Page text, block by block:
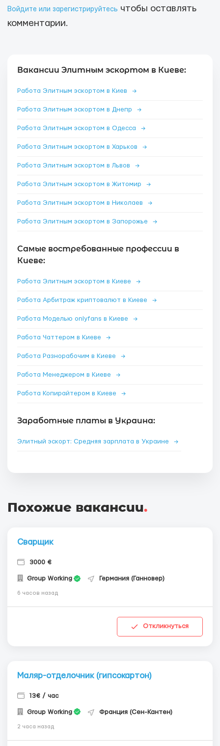
Войдите или зарегистрируйтесь чтобы оставлять
комментарии.
Вакансии Элитным эскортом в Киеве:
Работа Элитным эскортом в Киев →
Работа Элитным эскортом в Днепр →
Работа Элитным эскортом в Одесса →
Работа Элитным эскортом в Харьков →
Работа Элитным эскортом в Львов →
Работа Элитным эскортом в Житомир →
Работа Элитным эскортом в Николаев →
Работа Элитным эскортом в Запорожье →
Самые востребованные профессии в
Киеве:
Работа Элитным эскортом в Киеве →
Работа Арбитраж криптовалют в Киеве →
Работа Моделью onlyfans в Киеве →
Работа Чаттером в Киеве →
Работа Разнорабочим в Киеве →
Работа Менеджером в Киеве →
Работа Копирайтером в Киеве →
Заработные платы в Украина:
Элитный эскорт: Средняя зарплата в Украине →
Похожие вакансии.
Сварщик
3000 €
Group Working Германия (Ганновер)
6 часов назад
Откликнуться
Маляр-отделочник (гипсокартон)
13€ / час
Group Working Франция (Сен-Кантен)
2 часа назад